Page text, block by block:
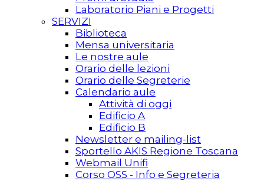
Laboratorio Piani e Progetti
SERVIZI
Biblioteca
Mensa universitaria
Le nostre aule
Orario delle lezioni
Orario delle Segreterie
Calendario aule
Attività di oggi
Edificio A
Edificio B
Newsletter e mailing-list
Sportello AKIS Regione Toscana
Webmail Unifi
Corso OSS - Info e Segreteria